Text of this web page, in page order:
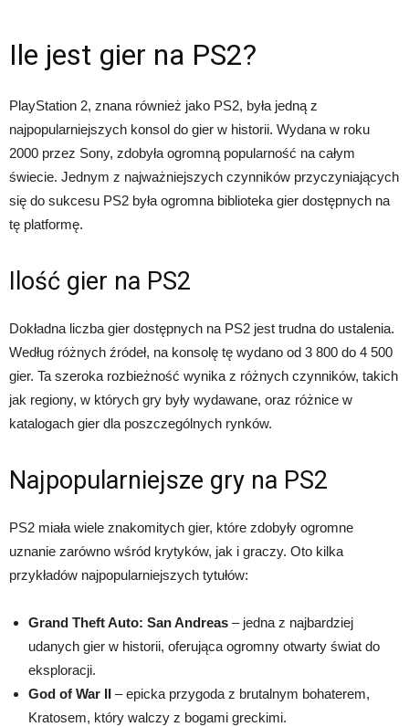
Ile jest gier na PS2?
PlayStation 2, znana również jako PS2, była jedną z
najpopularniejszych konsol do gier w historii. Wydana w roku
2000 przez Sony, zdobyła ogromną popularność na całym
świecie. Jednym z najważniejszych czynników przyczyniających
się do sukcesu PS2 była ogromna biblioteka gier dostępnych na
tę platformę.
Ilość gier na PS2
Dokładna liczba gier dostępnych na PS2 jest trudna do ustalenia.
Według różnych źródeł, na konsolę tę wydano od 3 800 do 4 500
gier. Ta szeroka rozbieżność wynika z różnych czynników, takich
jak regiony, w których gry były wydawane, oraz różnice w
katalogach gier dla poszczególnych rynków.
Najpopularniejsze gry na PS2
PS2 miała wiele znakomitych gier, które zdobyły ogromne
uznanie zarówno wśród krytyków, jak i graczy. Oto kilka
przykładów najpopularniejszych tytułów:
Grand Theft Auto: San Andreas – jedna z najbardziej
udanych gier w historii, oferująca ogromny otwarty świat do
eksploracji.
God of War II – epicka przygoda z brutalnym bohaterem,
Kratosem, który walczy z bogami greckimi.